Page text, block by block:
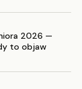
2026 —
to objaw